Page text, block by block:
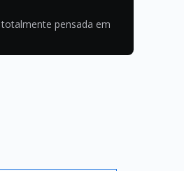
pensada em